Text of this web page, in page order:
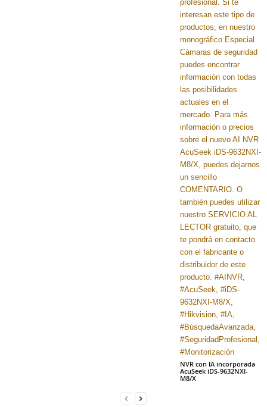
NVR con IA incorporada
AcuSeek iDS-9632NXI-
M8/X